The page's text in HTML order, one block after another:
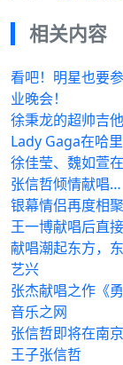
相关内容
看吧！明星也要
业晚会！
徐秉龙的超帅吉
Lady Gaga在哈
徐佳莹、魏如萱
张信哲倾情献唱…
银幕情侣再度相
王一博献唱后直
献唱潮起东方，
艺兴
张杰献唱之作《
音乐之网
张信哲即将在南
王子张信哲